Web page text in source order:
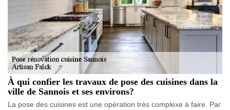
À qui confier les travaux de pose des cuisines dans la
ville de Sannois et ses environs?
La pose des cuisines est une opération très complexe à faire. Par